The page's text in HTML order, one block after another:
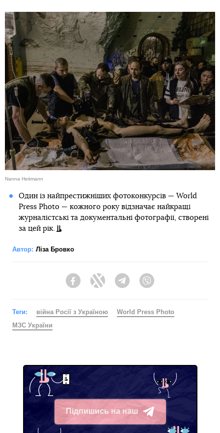
Nanna Heitmann
Один із найпрестижніших фотоконкурсів — World
Press Photo — кожного року відзначає найкращі
журналістські та документальні фотографії, створені
за цей рік.
Автор: Ліза Бровко
FacebookTwitter Telegram
Теги: війна Росії з Україною
World Press Photo
МЗС України
Підпишись на наш
Telegram